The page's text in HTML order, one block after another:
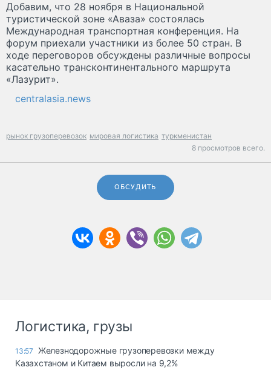
Добавим, что 28 ноября в Национальной
туристической зоне «Аваза» состоялась
Международная транспортная конференция. На
форум приехали участники из более 50 стран. В
ходе переговоров обсуждены различные вопросы
касательно трансконтинентального маршрута
«Лазурит».
centralasia.news
рынок грузоперевозок мировая логистика туркменистан
8 просмотров всего.
ОБСУДИТЬ
Логистика, грузы
13:57
Железнодорожные грузоперевозки между
Казахстаном и Китаем выросли на 9,2%